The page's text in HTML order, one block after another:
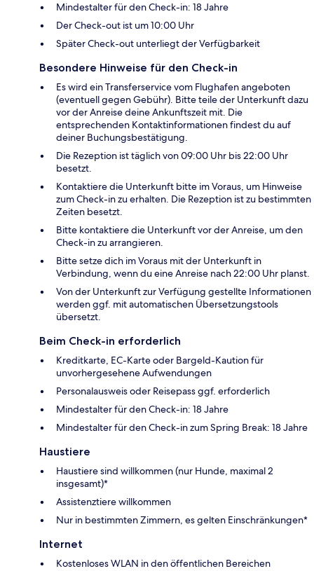
Mindestalter für den Check-in: 18 Jahre
Der Check-out ist um 10:00 Uhr
Später Check-out unterliegt der Verfügbarkeit
Besondere Hinweise für den Check-in
Es wird ein Transferservice vom Flughafen angeboten
(eventuell gegen Gebühr). Bitte teile der Unterkunft dazu
vor der Anreise deine Ankunftszeit mit. Die
entsprechenden Kontaktinformationen findest du auf
deiner Buchungsbestätigung.
Die Rezeption ist täglich von 09:00 Uhr bis 22:00 Uhr
besetzt.
Kontaktiere die Unterkunft bitte im Voraus, um Hinweise
zum Check-in zu erhalten. Die Rezeption ist zu bestimmten
Zeiten besetzt.
Bitte kontaktiere die Unterkunft vor der Anreise, um den
Check-in zu arrangieren.
Bitte setze dich im Voraus mit der Unterkunft in
Verbindung, wenn du eine Anreise nach 22:00 Uhr planst.
Von der Unterkunft zur Verfügung gestellte Informationen
werden ggf. mit automatischen Übersetzungstools
übersetzt.
Beim Check-in erforderlich
Kreditkarte, EC-Karte oder Bargeld-Kaution für
unvorhergesehene Aufwendungen
Personalausweis oder Reisepass ggf. erforderlich
Mindestalter für den Check-in: 18 Jahre
Mindestalter für den Check-in zum Spring Break: 18 Jahre
Haustiere
Haustiere sind willkommen (nur Hunde, maximal 2
insgesamt)*
Assistenztiere willkommen
Nur in bestimmten Zimmern, es gelten Einschränkungen*
Internet
Kostenloses WLAN in den öffentlichen Bereichen